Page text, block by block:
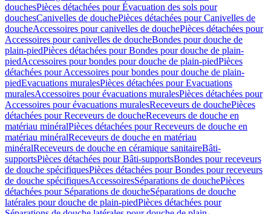
douchesPièces détachées pour Évacuation des sols pour
douchesCanivelles de douchePièces détachées pour Canivelles de
doucheAccessoires pour canivelles de douchePièces détachées pour
Accessoires pour canivelles de doucheBondes pour douche de
plain-piedPièces détachées pour Bondes pour douche de plain-
piedAccessoires pour bondes pour douche de plain-piedPièces
détachées pour Accessoires pour bondes pour douche de plain-
piedEvacuations muralesPièces détachées pour Evacuations
muralesAccessoires pour évacuations muralesPièces détachées pour
Accessoires pour évacuations muralesReceveurs de douchePièces
détachées pour Receveurs de doucheReceveurs de douche en
matériau minéralPièces détachées pour Receveurs de douche en
matériau minéralReceveurs de douche en matériau
minéralReceveurs de douche en céramique sanitaireBâti-
supportsPièces détachées pour Bâti-supportsBondes pour receveurs
de douche spécifiquesPièces détachées pour Bondes pour receveurs
de douche spécifiquesAccessoiresSéparations de douchePièces
détachées pour Séparations de doucheSéparations de douche
latérales pour douche de plain-piedPièces détachées pour